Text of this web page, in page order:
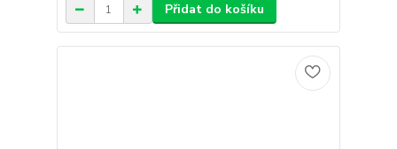
Přidat do košíku